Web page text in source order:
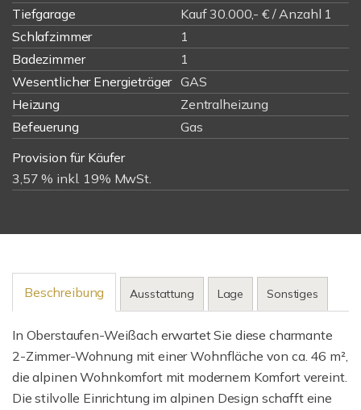
Tiefgarage
Kauf 30.000,- € / Anzahl 1
Schlafzimmer
1
Badezimmer
1
Wesentlicher Energieträger GAS
Heizung
Zentralheizung
Befeuerung
Gas
Provision für Käufer
3,57 % inkl. 19% MwSt.
Beschreibung Ausstattung Lage Sonstiges
In Oberstaufen-Weißach erwartet Sie diese charmante
2-Zimmer-Wohnung mit einer Wohnfläche von ca. 46 m²,
die alpinen Wohnkomfort mit modernem Komfort vereint.
Die stilvolle Einrichtung im alpinen Design schafft eine